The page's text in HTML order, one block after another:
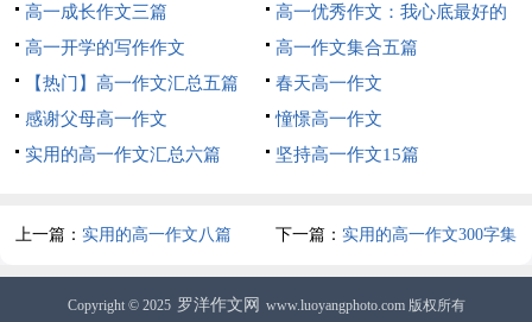
高一成长作文三篇
高一优秀作文：我心底最好的
回忆
高一开学的写作作文
高一作文集合五篇
【热门】高一作文汇总五篇
春天高一作文
感谢父母高一作文
憧憬高一作文
实用的高一作文汇总六篇
坚持高一作文15篇
上一篇： 实用的高一作文八篇 下一篇： 实用的高一作文300字集
锦五篇
Copyright © 2025 罗洋作文网 www.luoyangphoto.com 版权所有